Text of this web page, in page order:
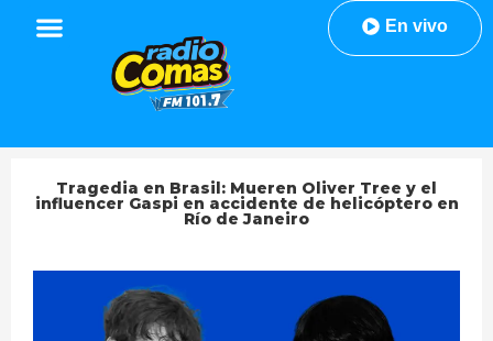
En vivo
Tragedia en Brasil: Mueren Oliver Tree y el
influencer Gaspi en accidente de helicóptero en
Río de Janeiro